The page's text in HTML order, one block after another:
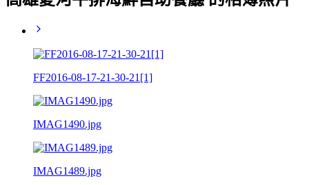
FF2016-08-17-21-30-21[1]
IMAG1490.jpg
IMAG1489.jpg